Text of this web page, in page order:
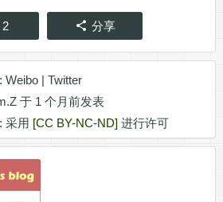
2 分享
Weibo| Twitter
于 1 个月前发表
采用 [CC BY-NC-ND] 进行许可